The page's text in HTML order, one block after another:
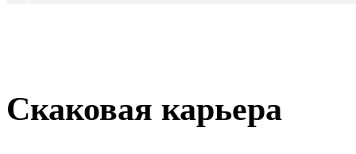
Скаковая карьера